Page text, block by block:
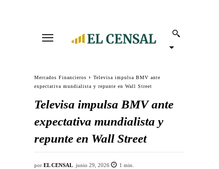
Mercados Financieros
Televisa impulsa BMV ante
expectativa mundialista y repunte en Wall Street
Televisa impulsa BMV ante
expectativa mundialista y
repunte en Wall Street
por EL CENSAL junio 29, 2026 1 min.